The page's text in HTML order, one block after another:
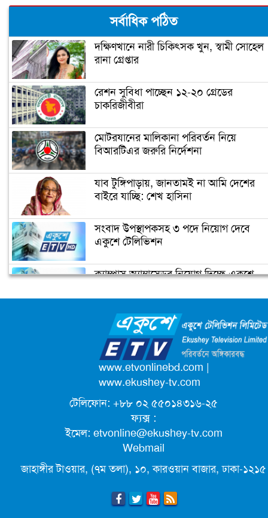
মধ্যবিত্তদের জন্য তৈরি ফ্ল্যাটের দাম আকাশ
ছোঁয়া (ভিডিও)
প্রধানমন্ত্রী আজ উদ্বোধন করবেন গোলাম
অবস্থান (ভিডিও)
উদযাপনে আমন্ত্রণ
ভিডিও দেখুন
জোরেশোরে চলছে এলিভেটেড
নির্মাণ কাজ
প্রধানমন্ত্রীর চাচী শেখ রাজিয়া নাসের আর
সর্বাধিক পঠিত
দক্ষিণখানে নারী চিকিৎসক খুন, স্বামী সোহেল
রানা গ্রেপ্তার
রেশন সুবিধা পাচ্ছেন ১২-২০ গ্রেডের
চাকরিজীবীরা
মোটরযানের মালিকানা পরিবর্তন নিয়ে
বিআরটিএর জরুরি নির্দেশনা
যাব টুঙ্গিপাড়ায়, জানতামই না আমি দেশের
বাইরে যাচ্ছি: শেখ হাসিনা
সংবাদ উপস্থাপকসহ ৩ পদে নিয়োগ দেবে
একুশে টেলিভিশন
ক্যাম্পাস অ্যাম্বাসেডর নিয়োগ দিচ্ছে একুশে
জাতিসংঘের পরবর্তী মহাসচিব পদে
আলোচনায় ড. ইউনূস
পদোন্নতি পেয়ে সচিব হলেন ২ কর্মকর্তা
লিগ্যাল এইডের মাধ্যমে সন্তান ফিরে পেল
সেই কিশোরী মা জুঁই
জেট ফুয়েলের দাম কমলো লিটারে ১৯ টাকা
ছুটিতে গিয়ে না ফিরলে ৩ বছরের নিষেধাজ্ঞা,
www.etvonlinebd.com |
www.ekushey-tv.com
টেলিফোন: +৮৮ ০২ ৫৫০১৪৩১৬-২৫
ফ্যক্স :
ইমেল: etvonline@ekushey-tv.com
Webmail
জাহাঙ্গীর টাওয়ার, (৭ম তলা), ১০, কারওয়ান বাজার, ঢাকা-১২১৫